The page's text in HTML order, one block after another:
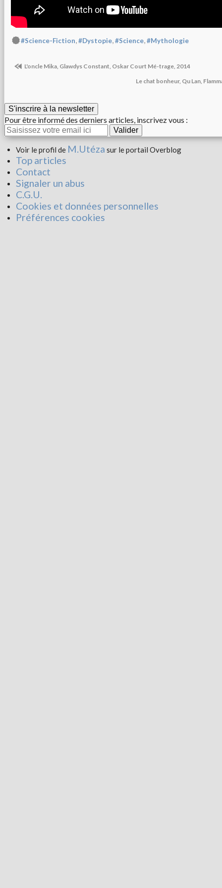
#Science-Fiction,#Dystopie,#Science,#Mythologie
L'oncle Mika, Glawdys Constant, Oskar Court Mé-trage, 2014
Le chat bonheur, Qu Lan,
S'inscrire à la newsletter
Pour être informé des derniers articles, inscrivez vous :
Voir le profil de M.Utéza sur le portail Overblog
Top articles
Contact
Signaler un abus
C.G.U.
Cookies et données personnelles
Préférences cookies